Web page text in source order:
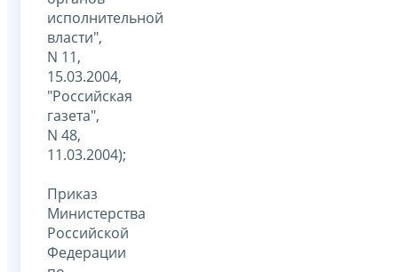
исполнительной
власти",
N 11,
15.03.2004,
"Российская
газета",
N 48,
11.03.2004);
Приказ
Министерства
Российской
Федерации